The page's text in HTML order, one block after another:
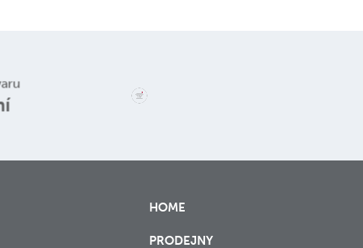
HOME
PRODEJNY